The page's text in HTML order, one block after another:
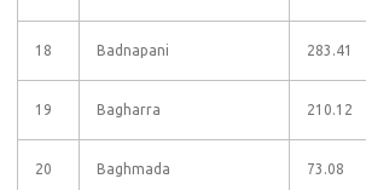
18 Badnapani 283.41
19 Bagharra 210.12
20 Baghmada 73.08